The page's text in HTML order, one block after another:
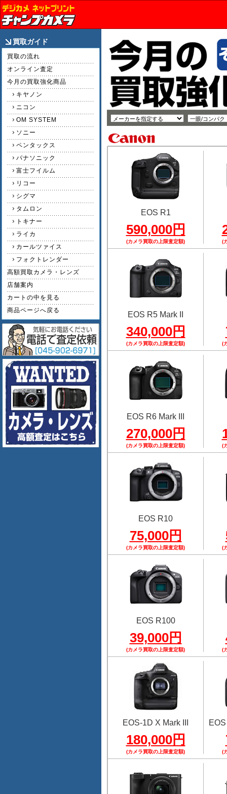
買取ガイド
買取の流れ
オンライン査定
今月の買取強化商品
キヤノン
ニコン
OM SYSTEM
ソニー
ペンタックス
パナソニック
富士フイルム
リコー
シグマ
タムロン
トキナー
ライカ
カールツァイス
フォクトレンダー
高額買取カメラ・レンズ
店舗案内
カートの中を見る
商品ページへ戻る
EOS R1
590,000円
(カメラ買取の上限査定額) (
EOS R5 Mark II
340,000円
(カメラ買取の上限査定額) (
EOS R6 Mark III
270,000円
(カメラ買取の上限査定額) (
EOS R10
75,000円
(カメラ買取の上限査定額) (
EOS R100
39,000円
(カメラ買取の上限査定額) (
EOS-1D X Mark III
180,000円
(カメラ買取の上限査定額) (